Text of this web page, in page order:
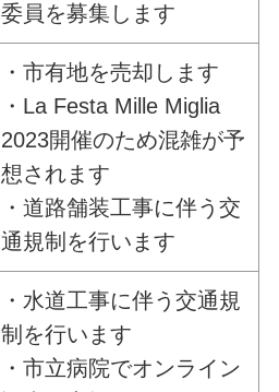
委員を募集します
・市有地を売却します
・La Festa Mille Miglia
2023開催のため混雑が予
想されます
・道路舗装工事に伴う交
通規制を行います
・ 水道工事に伴う交通規
制を行います
・市立病院でオンライン